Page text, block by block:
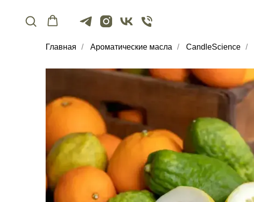
Главная / Ароматические масла / CandleScience /